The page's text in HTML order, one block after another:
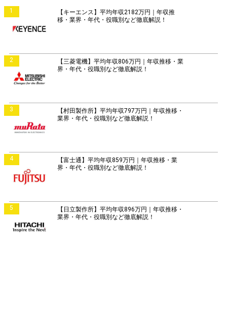
1
【キーエンス】平均年収2182万円｜年収推
移・業界・年代・役職別など徹底解説！
2
【三菱電機】平均年収806万円｜年収推移・業
界・年代・役職別など徹底解説！
3
【村田製作所】平均年収797万円｜年収推移・
業界・年代・役職別など徹底解説！
4
【富士通】平均年収859万円｜年収推移・業
界・年代・役職別など徹底解説！
5
【日立製作所】平均年収896万円｜年収推移・
業界・年代・役職別など徹底解説！